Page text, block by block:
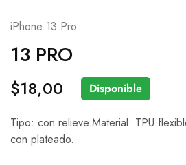
iPhone 13 Pro
13 PRO
$18,00 Disponible
Tipo: con relieve.Material: TPU
con plateado.